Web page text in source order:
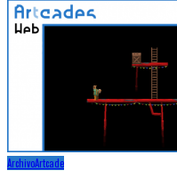
ArchivoArtcade